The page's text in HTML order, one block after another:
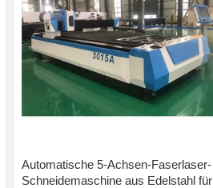
Automatische 5-Achsen-Faserlaser-
Schneidemaschine aus Edelstahl für